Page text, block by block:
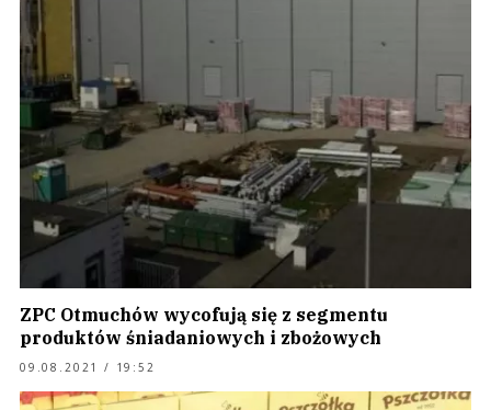
ZPC Otmuchów wycofują się z segmentu
produktów śniadaniowych i zbożowych
09.08.2021 / 19:52